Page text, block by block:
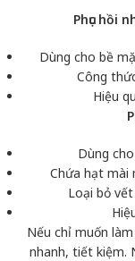
Phục hồi
Dùng cho bề
Công
Hiệu
Dùng
Chứa hạt mài
Loại bỏ
Nếu chỉ muốn
nhanh, tiết kiệm.